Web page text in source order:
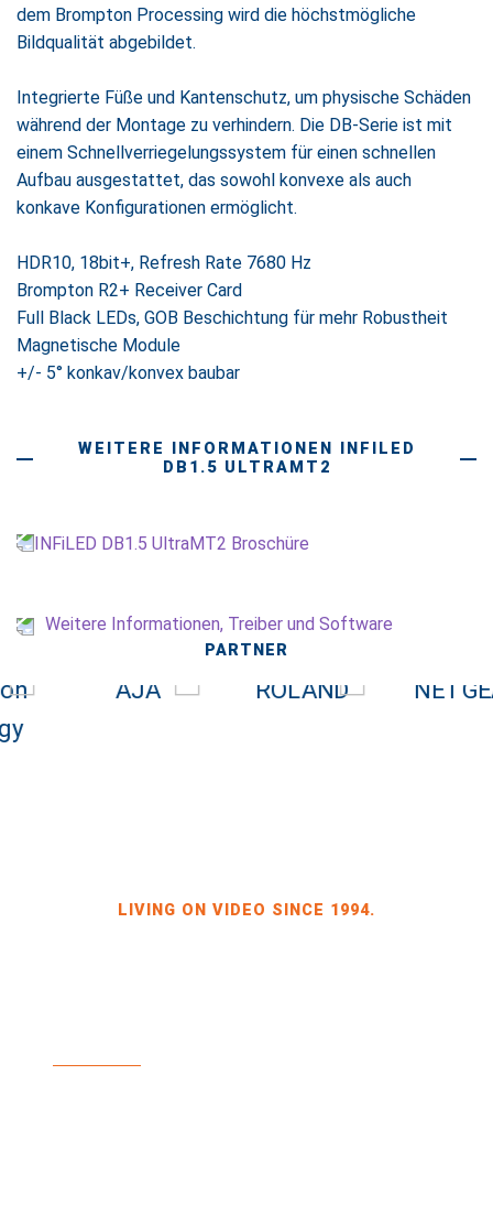
dem Brompton Processing wird die höchstmögliche
Bildqualität abgebildet.
Integrierte Füße und Kantenschutz, um physische Schäden
während der Montage zu verhindern. Die DB-Serie ist mit
einem Schnellverriegelungssystem für einen schnellen
Aufbau ausgestattet, das sowohl konvexe als auch
konkave Konfigurationen ermöglicht.
HDR10, 18bit+, Refresh Rate 7680 Hz
Brompton R2+ Receiver Card
Full Black LEDs, GOB Beschichtung für mehr Robustheit
Magnetische Module
+/- 5° konkav/konvex baubar
WEITERE INFORMATIONEN INFILED
DB1.5 ULTRAMT2
INFiLED DB1.5 UltraMT2 Broschüre
Weitere Informationen, Treiber und Software
PARTNER
LIVING ON VIDEO SINCE 1994.